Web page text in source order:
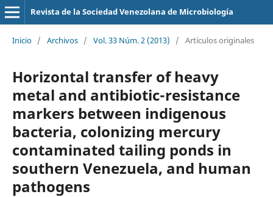
Revista de la Sociedad Venezolana de Microbiología
Inicio / Archivos / Vol. 33 Núm. 2 (2013) / Artículos originales
Horizontal transfer of heavy
metal and antibiotic-resistance
markers between indigenous
bacteria, colonizing mercury
contaminated tailing ponds in
southern Venezuela, and human
pathogens